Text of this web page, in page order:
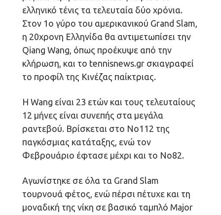
ελληνικό τένις τα τελευταία δύο χρόνια.
Στον 1ο γύρο του αμερικανικού Grand Slam,
η 20χρονη Ελληνίδα θα αντιμετωπίσει την
Qiang Wang, όπως προέκυψε από την
κλήρωση, και το tennisnews.gr σκιαγραφεί
το προφίλ της Κινέζας παίκτριας.
Η Wang είναι 23 ετών και τους τελευταίους
12 μήνες είναι συνεπής στα μεγάλα
ραντεβού. Βρίσκεται στο Νο112 της
παγκόσμιας κατάταξης, ενώ τον
Φεβρουάριο έφτασε μέχρι και το Νο82.
Αγωνίστηκε σε όλα τα Grand Slam
τουρνουά φέτος, ενώ πέρσι πέτυχε και τη
μοναδική της νίκη σε βασικό ταμπλό Major